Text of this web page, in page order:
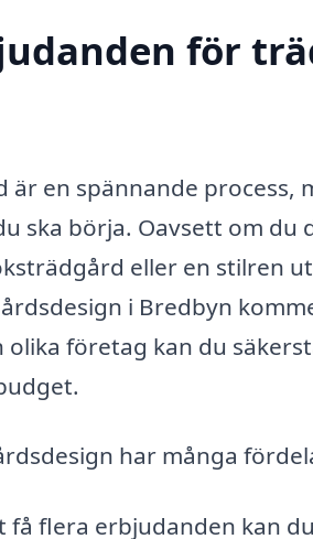
för
en spännande process,
ska börja. Oavsett om du
eller en stilren
i Bredbyn
företag kan du
har många
få flera erbjudanden kan